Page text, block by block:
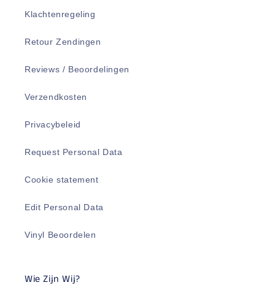
Klachtenregeling
Retour Zendingen
Reviews / Beoordelingen
Verzendkosten
Privacybeleid
Request Personal Data
Cookie statement
Edit Personal Data
Vinyl Beoordelen
Wie Zijn Wij?